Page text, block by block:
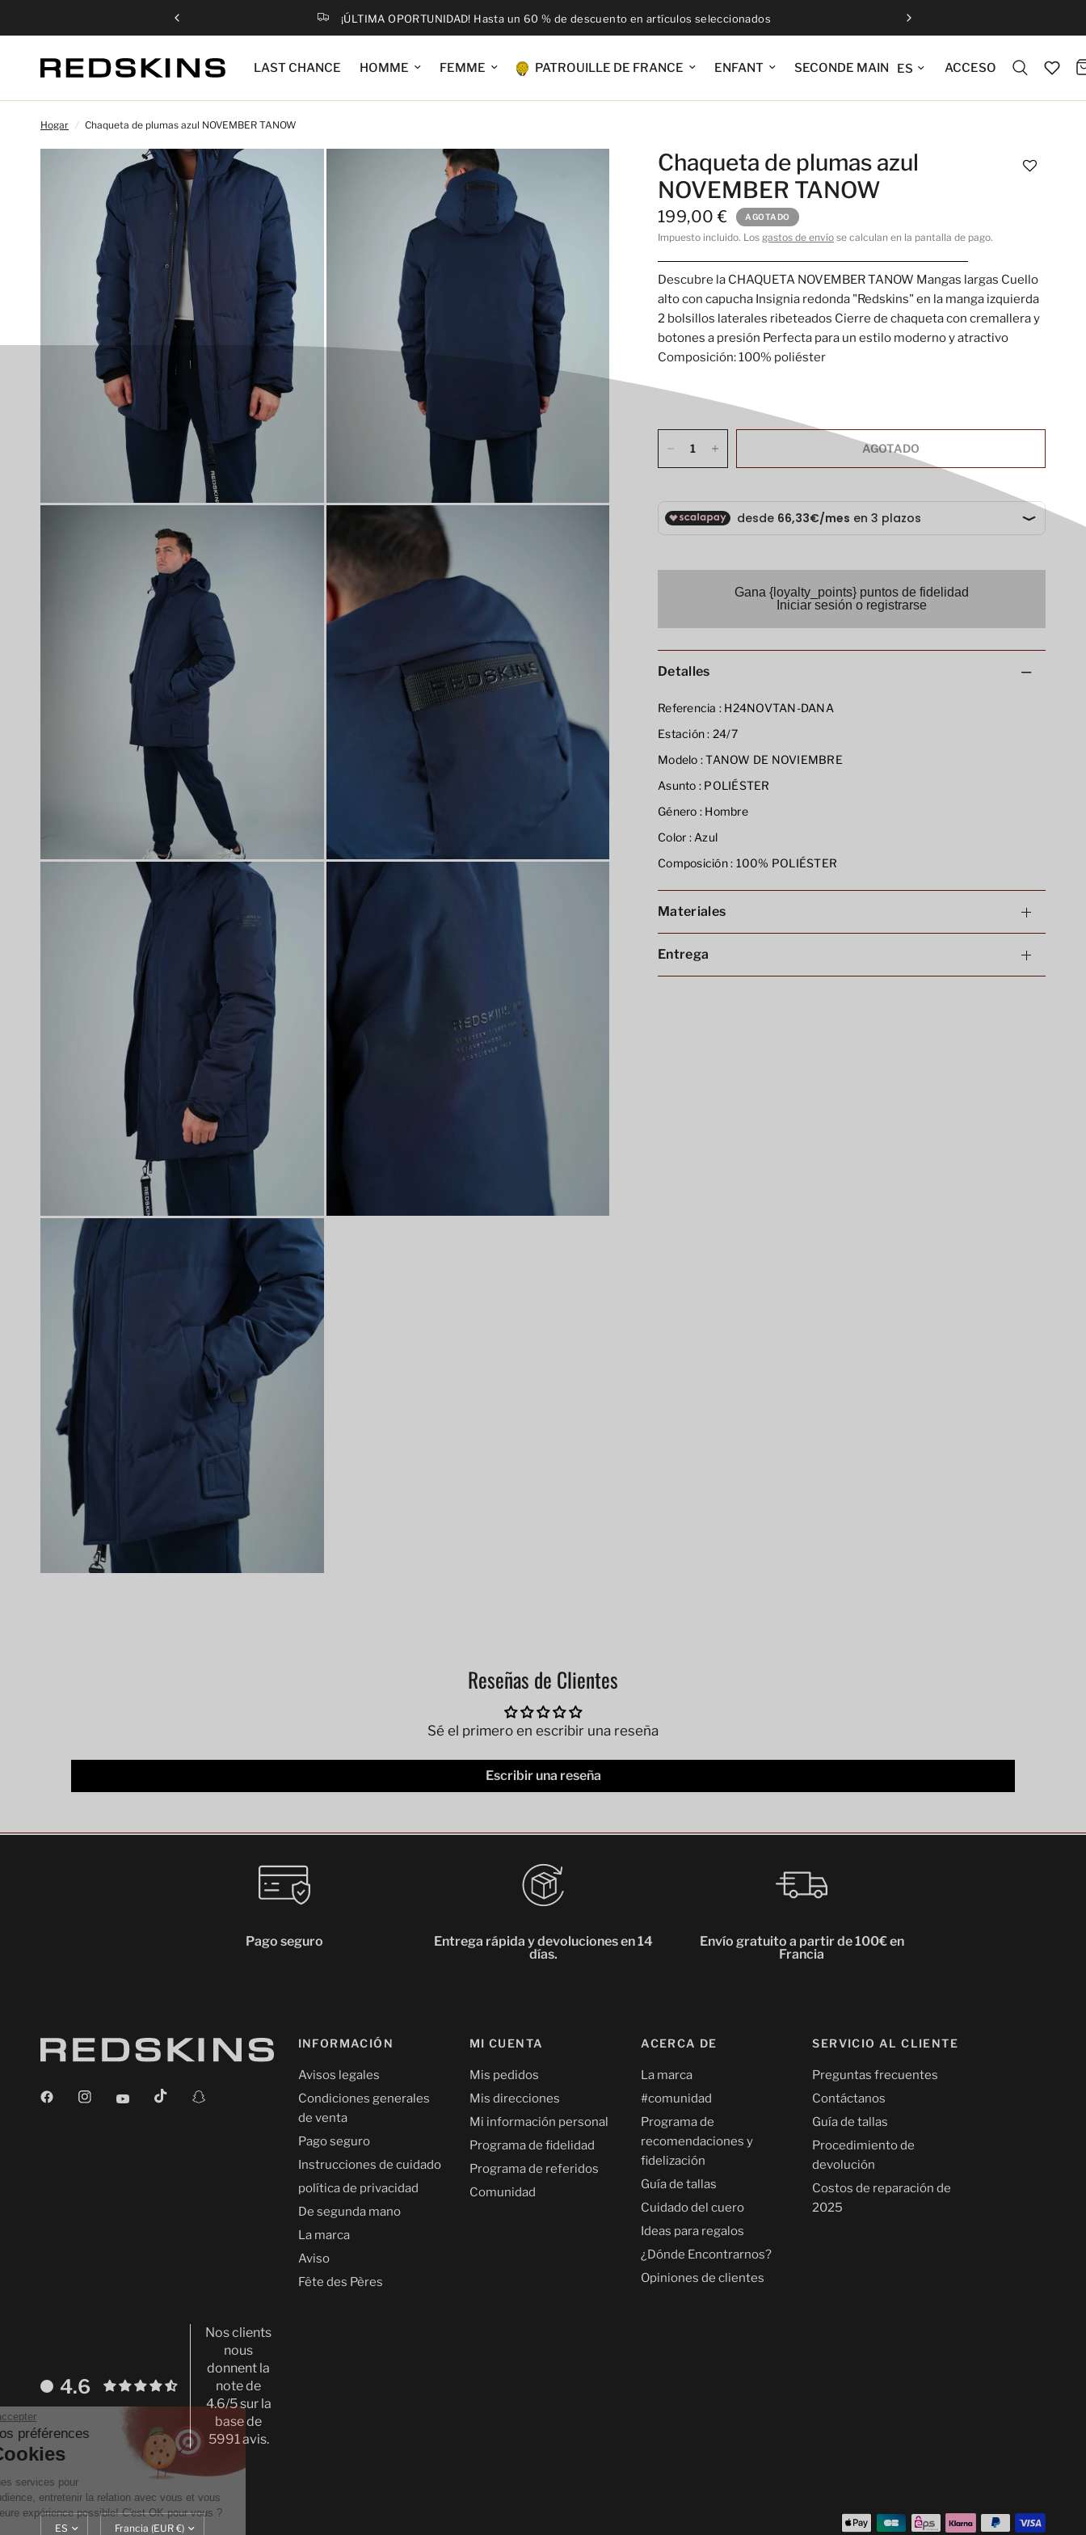
¡ÚLTIMA OPORTUNIDAD! Hasta un 60 % de descuento en artículos seleccionados
LAST CHANCE HOMME FEMME PATROUILLE DE FRANCE ENFANT SECONDE MAIN Actualizar idioma
ACCESO
Hogar / Chaqueta de plumas azul NOVEMBER TANOW
Chaqueta de plumas azul
NOVEMBER TANOW
199,00 € AGOTADO
Impuesto incluido. Los gastos de envío se calculan en la pantalla de pago.
Descubre la CHAQUETA NOVEMBER TANOW Mangas largas Cuello
alto con capucha Insignia redonda "Redskins" en la manga izquierda
2 bolsillos laterales ribeteados Cierre de chaqueta con cremallera y
botones a presión Perfecta para un estilo moderno y atractivo
Composición: 100% poliéster
AGOTADO
Gana {loyalty_points} puntos de fidelidad
Iniciar sesión o registrarse
Detalles
Referencia : H24NOVTAN-DANA
Estación : 24/7
Modelo :TANOW DE NOVIEMBRE
Asunto : POLIÉSTER
Género : Hombre
Color :Azul
Composición : 100% POLIÉSTER
Materiales
Entrega
Reseñas de Clientes
Sé el primero en escribir una reseña
Escribir una reseña
Pago seguro
Entrega rápida y devoluciones en 14
días.
Envío gratuito a partir de 100€ en
Francia
INFORMACIÓN
Avisos legales
Condiciones generales
de venta
Pago seguro
Instrucciones de cuidado
política de privacidad
De segunda mano
La marca
Aviso
Fête des Pères
MI CUENTA
Mis pedidos
Mis direcciones
Mi información personal
Programa de fidelidad
Programa de referidos
Comunidad
ACERCA DE
La marca
#comunidad
Programa de
recomendaciones y
fidelización
Guía de tallas
Cuidado del cuero
Ideas para regalos
¿Dónde Encontrarnos?
Opiniones de clientes
SERVICIO AL CLIENTE
Preguntas frecuentes
Contáctanos
Guía de tallas
Procedimiento de
devolución
Costos de reparación de
2025
4.6
Nos clients
nous
donnent la
note de
4.6/5 sur la
base de
5991 avis.
Actualizar
Translation
Continuer sans accepter
Gestion de vos préférences
sur les Cookies
On utilise quelques services pour
mesurer notre audience, entretenir la relation avec vous et vous
proposer la meilleure expérience possible! C'est OK pour vous ?